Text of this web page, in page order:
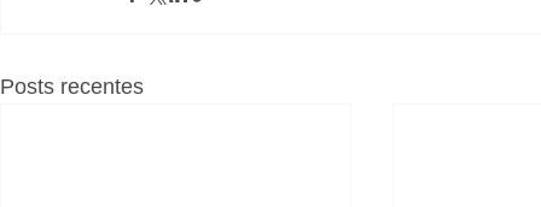
Posts recentes